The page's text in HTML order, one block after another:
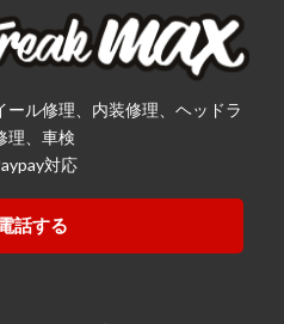
ル修理、内装修理、ヘッドラ
理、車検
対応
話する